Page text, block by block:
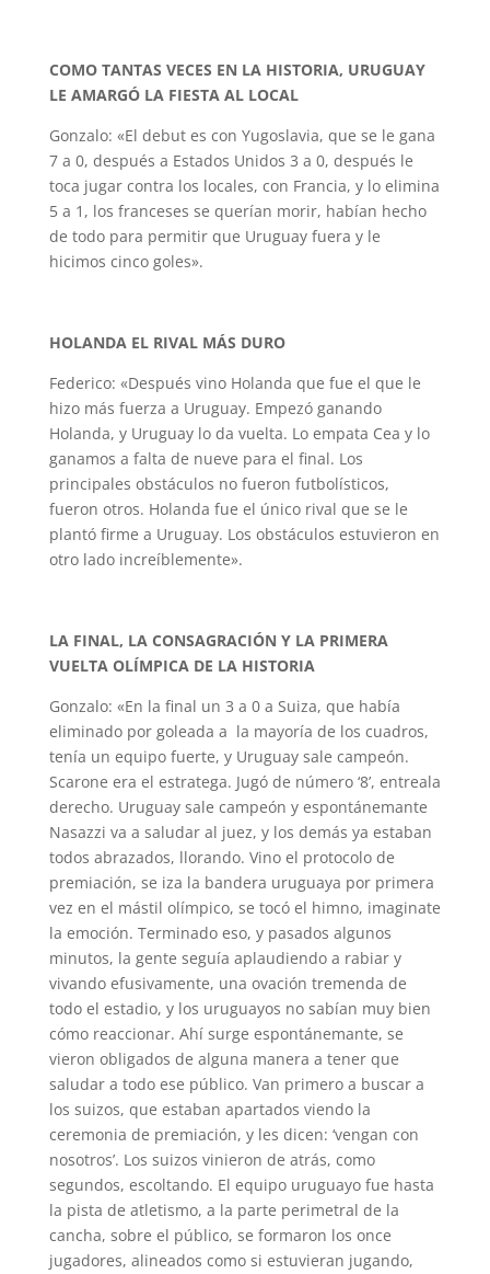
COMO TANTAS VECES EN LA HISTORIA, URUGUAY
LE AMARGÓ LA FIESTA AL LOCAL
Gonzalo: «El debut es con Yugoslavia, que se le gana
7 a 0, después a Estados Unidos 3 a 0, después le
toca jugar contra los locales, con Francia, y lo elimina
5 a 1, los franceses se querían morir, habían hecho
de todo para permitir que Uruguay fuera y le
hicimos cinco goles».
HOLANDA EL RIVAL MÁS DURO
Federico: «Después vino Holanda que fue el que le
hizo más fuerza a Uruguay. Empezó ganando
Holanda, y Uruguay lo da vuelta. Lo empata Cea y lo
ganamos a falta de nueve para el final. Los
principales obstáculos no fueron futbolísticos,
fueron otros. Holanda fue el único rival que se le
plantó firme a Uruguay. Los obstáculos estuvieron en
otro lado increíblemente».
LA FINAL, LA CONSAGRACIÓN Y LA PRIMERA
VUELTA OLÍMPICA DE LA HISTORIA
Gonzalo: «En la final un 3 a 0 a Suiza, que había
eliminado por goleada a la mayoría de los cuadros,
tenía un equipo fuerte, y Uruguay sale campeón.
Scarone era el estratega. Jugó de número ‘8’, entreala
derecho. Uruguay sale campeón y espontánemante
Nasazzi va a saludar al juez, y los demás ya estaban
todos abrazados, llorando. Vino el protocolo de
premiación, se iza la bandera uruguaya por primera
vez en el mástil olímpico, se tocó el himno, imaginate
la emoción. Terminado eso, y pasados algunos
minutos, la gente seguía aplaudiendo a rabiar y
vivando efusivamente, una ovación tremenda de
todo el estadio, y los uruguayos no sabían muy bien
cómo reaccionar. Ahí surge espontánemante, se
vieron obligados de alguna manera a tener que
saludar a todo ese público. Van primero a buscar a
los suizos, que estaban apartados viendo la
ceremonia de premiación, y les dicen: ‘vengan con
nosotros’. Los suizos vinieron de atrás, como
segundos, escoltando. El equipo uruguayo fue hasta
la pista de atletismo, a la parte perimetral de la
cancha, sobre el público, se formaron los once
jugadores, alineados como si estuvieran jugando,